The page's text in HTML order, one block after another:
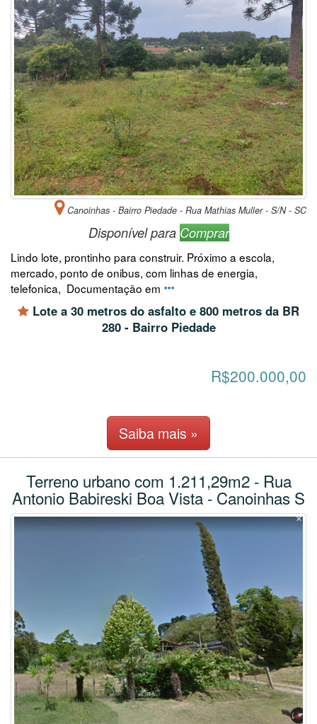
Canoinhas - Bairro Piedade - Rua Mathias Muller - S/N - SC
Disponível para Comprar
Lindo lote, prontinho para construir. Próximo a escola,
mercado, ponto de onibus, com linhas de energia,
telefonica, Documentação em
Lote a 30 metros do asfalto e 800 metros da BR
280 - Bairro Piedade
R$200.000,00
Saiba mais »
Terreno urbano com 1.211,29m2 - Rua
Antonio Babireski Boa Vista - Canoinhas S